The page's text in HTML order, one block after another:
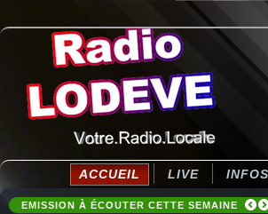
ACCUEIL LIVE
EMISSION À ÉCOUTER CETTE SEMAINE